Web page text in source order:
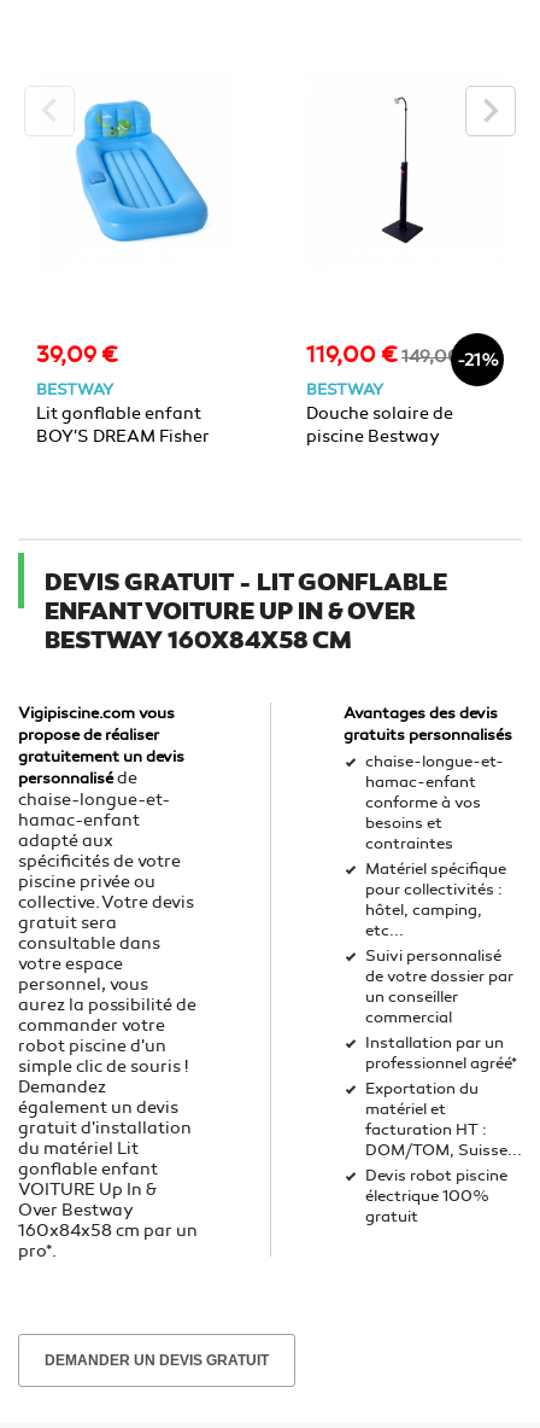
Prix
39,09 €
BESTWAY
Lit gonflable enfant
BOY'S DREAM Fisher
Prix
119,00 €Prix
149,00 €-21%
BESTWAY
Douche solaire de
piscine Bestway
keyboard_arrow_left keyboard_arrow_right
DEVIS GRATUIT - LIT GONFLABLE
ENFANT VOITURE UP IN & OVER
BESTWAY 160X84X58 CM
Vigipiscine.com vous
propose de réaliser
gratuitement un devis
personnaliséde
chaise-longue-et-
hamac-enfant
adapté aux
spécificités de votre
piscine privée ou
collective. Votre devis
gratuit sera
consultable dans
votre espace
personnel, vous
aurez la possibilité de
commander votre
robot piscine d'un
simple clic de souris !
Demandez
également un devis
gratuit d'installation
du matériel Lit
gonflable enfant
VOITURE Up In &
Over Bestway
160x84x58 cm par un
pro*.
DEMANDER UN DEVIS GRATUIT
Avantages des devis
gratuits personnalisés
chaise-longue-et-
hamac-enfant
conforme à vos
besoins et
contraintes
Matériel spécifique
pour collectivités :
hôtel, camping,
etc...
Suivi personnalisé
de votre dossier par
un conseiller
commercial
Installation par un
professionnel agréé*
Exportation du
matériel et
facturation HT :
DOM/TOM, Suisse...
Devis robot piscine
électrique 100%
gratuit